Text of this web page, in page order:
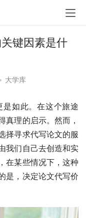
键因素是什
• 大学库
如此。在这个旅途
真理的启示。然而，
择寻求代写论文的服
我们自己去创造和实
在某些情况下，这种
是，决定论文代写价